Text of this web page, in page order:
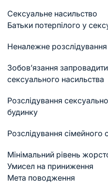
Сексуальне насильство
Батьки потерпілого у
Неналежне розслідування
Зобов’язання
сексуального насильства
Розслідування
будинку
Розслідування сімейного
Мінімальний рівень
Умисел на приниження
Мета поводження